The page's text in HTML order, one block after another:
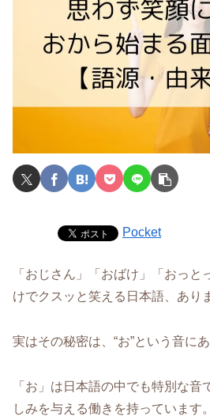
Pocket
「おじさん」「おばけ」「おっ
けでクスッと笑える日本語、あり
実はその秘密は、“お”という音にあ
「お」は日本語の中でも特別な音
しみを与える働きを持っています。